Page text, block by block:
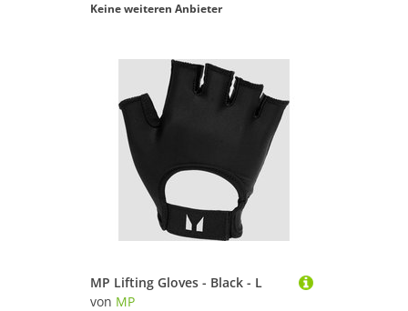
Keine weiteren Anbieter
MP Lifting Gloves - Black - L
von MP